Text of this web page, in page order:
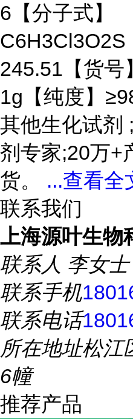
6【分子式】
C6H3Cl3O2S
245.51【货号
1g【纯度】
其他生化试剂
剂专家;20万+
货。 ...查看全
联系我们
上海源叶生物
联系人 李女士
联系手机
联系电话
所在地址松江
6幢
推荐产品